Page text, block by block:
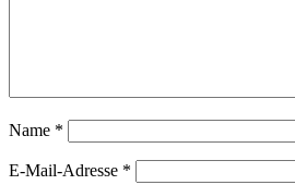
Name *
E-Mail-Adresse *